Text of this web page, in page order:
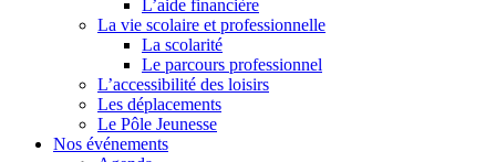
L’aide financière
La vie scolaire et professionnelle
La scolarité
Le parcours professionnel
L’accessibilité des loisirs
Les déplacements
Le Pôle Jeunesse
Nos événements